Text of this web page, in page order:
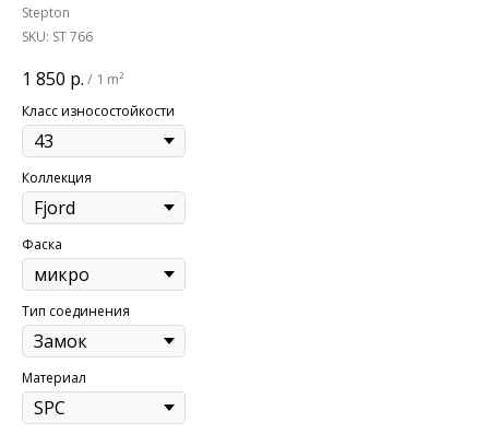
Stepton
SKU: ST 766
1 850 р. / 1 m²
Класс износостойкости
Коллекция
Фаска
Тип соединения
Материал